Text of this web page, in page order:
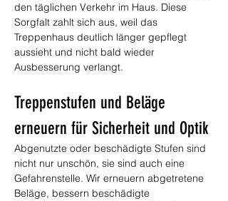
den täglichen Verkehr im Haus. Diese
Sorgfalt zahlt sich aus, weil das
Treppenhaus deutlich länger gepflegt
aussieht und nicht bald wieder
Ausbesserung verlangt.
Treppenstufen und Beläge
erneuern für Sicherheit und Optik
Abgenutzte oder beschädigte Stufen sind
nicht nur unschön, sie sind auch eine
Gefahrenstelle. Wir erneuern abgetretene
Beläge, bessern beschädigte